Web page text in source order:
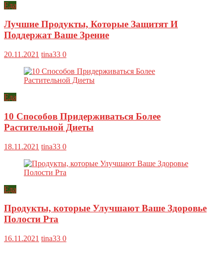
Еда
Лучшие Продукты, Которые Защитят И
Поддержат Ваше Зрение
20.11.2021 tina33 0
Еда
10 Способов Придерживаться Более
Растительной Диеты
18.11.2021 tina33 0
Еда
Продукты, которые Улучшают Ваше Здоровье
Полости Рта
16.11.2021 tina33 0